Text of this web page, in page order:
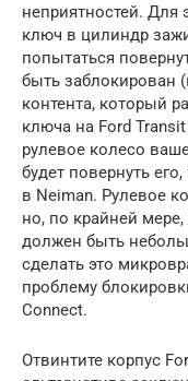
неприятностей. Для
ключ в цилиндр
попытаться
быть заблокирован
контента, который
ключа на Ford
рулевое колесо
будет повернуть
в Neiman. Рулевое
но, по крайней
должен быть
сделать это
проблему
Connect.
Отвинтите корпус